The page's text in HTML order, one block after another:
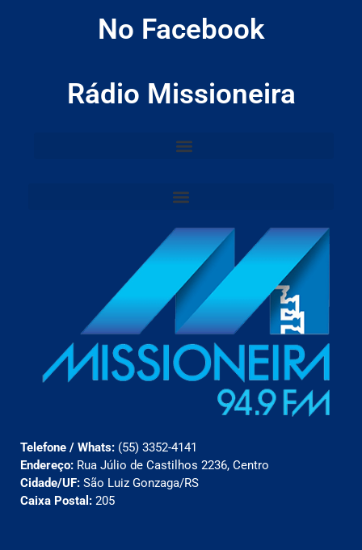
No Facebook
Rádio Missioneira
Telefone / Whats: (55) 3352-4141
Endereço: Rua Júlio de Castilhos 2236, Centro
Cidade/UF: São Luiz Gonzaga/RS
Caixa Postal: 205